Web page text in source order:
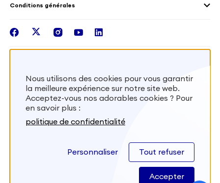
Santé
Les missions de France Volontaires
Intégrer nos équipes
Conditions générales
facebook
twitterinstagram
youtubelinkedin
S'inscrire
Besoin d’aide? Visitez notre foire aux
Nous utilisons des cookies pour vous garantir
la meilleure expérience sur notre site web.
Acceptez-vous nos adorables cookies ? Pour
en savoir plus :
politique de confidentialité
Personnaliser Tout refuser
Accepter